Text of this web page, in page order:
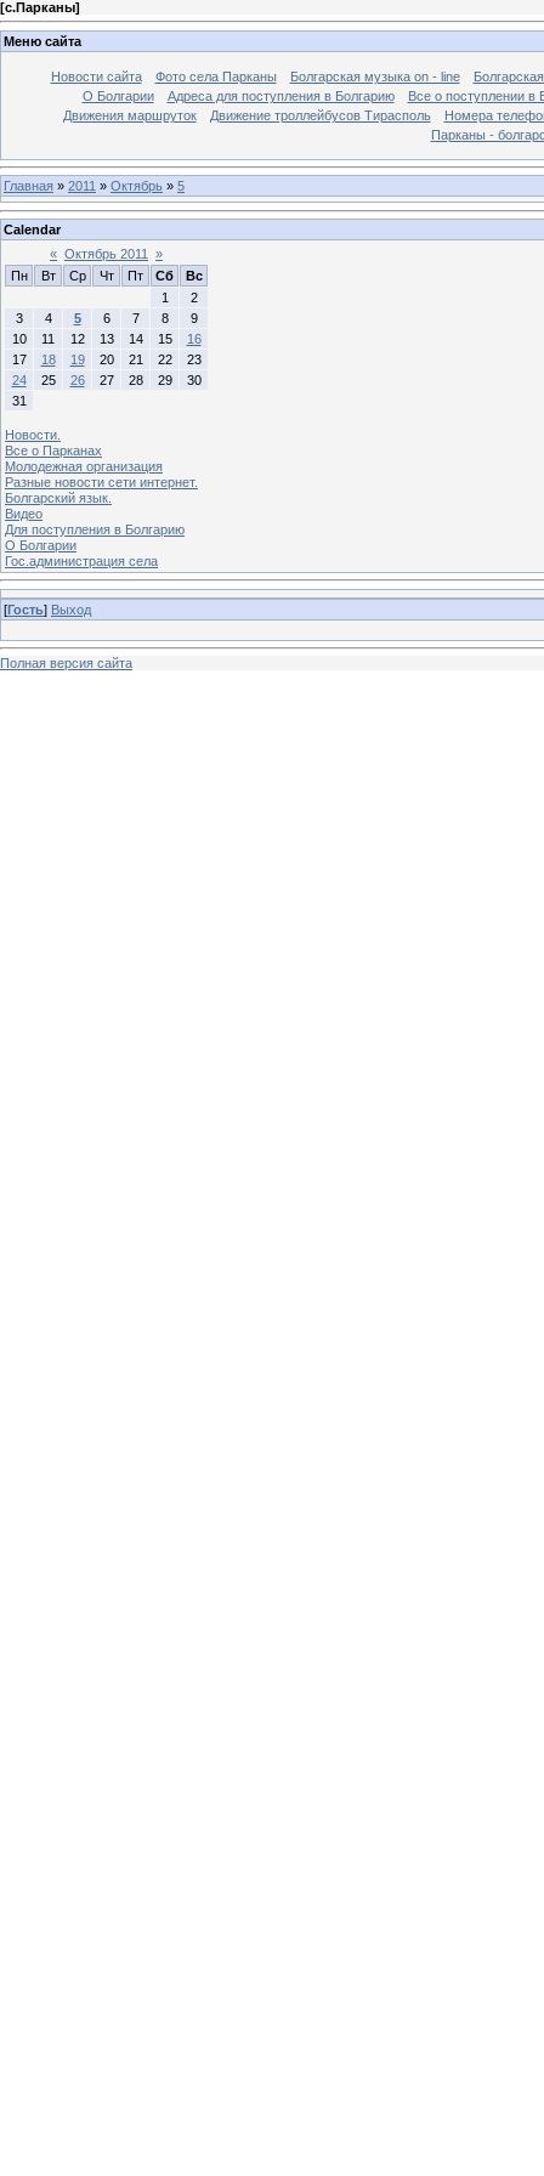
[с.Парканы]
Меню сайта
Новости сайта Фото села Парканы Болгарская музыка on - line
О Болгарии
Адреса для поступления в Болгарию
Все о поступлении в
Движения маршруток
Движение троллейбусов Тирасполь
Номера
Парканы -
Главная » 2011 » Октябрь » 5
Calendar
« Октябрь 2011
»
Пн
Вт Ср Чт Пт Сб
Вс
1
2
3
4 5 6 7 8
9
10
11 12 13 14 15
16
17
18 19 20 21 22
23
24
25 26 27 28 29
30
31
Новости.
Все о Парканах
Молодежная организация
Разные новости сети интернет.
Болгарский язык.
Видео
Для поступления в Болгарию
О Болгарии
Гос.администрация села
[Гость] Выход
Полная версия сайта